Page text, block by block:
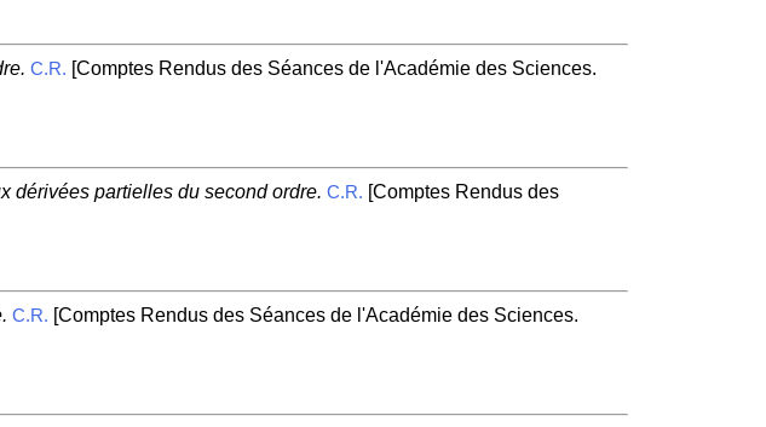
C.R. [Comptes Rendus des Séances de l'Académie des Sciences.
dérivées partielles du second ordre. C.R. [Comptes Rendus des
C.R. [Comptes Rendus des Séances de l'Académie des Sciences.